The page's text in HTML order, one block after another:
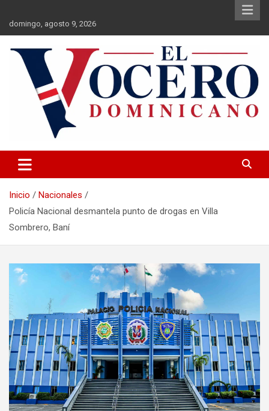
contenido
domingo, agosto 9, 2026
El Vocero Dominicano
Inicio
Nacionales
Policía Nacional desmantela punto de drogas en Villa
Sombrero, Baní